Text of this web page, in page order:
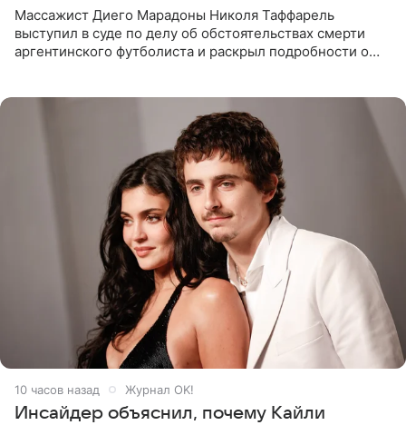
Массажист Диего Марадоны Николя Таффарель
выступил в суде по делу об обстоятельствах смерти
аргентинского футболиста и раскрыл подробности о
10 часов назад Журнал OK!
Инсайдер объяснил, почему Кайли